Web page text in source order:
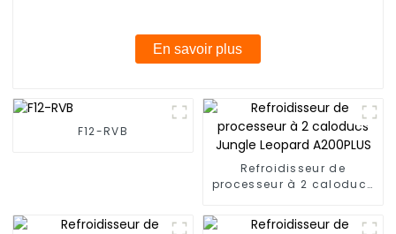
En savoir plus
F12-RVB
Refroidisseur de
processeur à 2 caloducs